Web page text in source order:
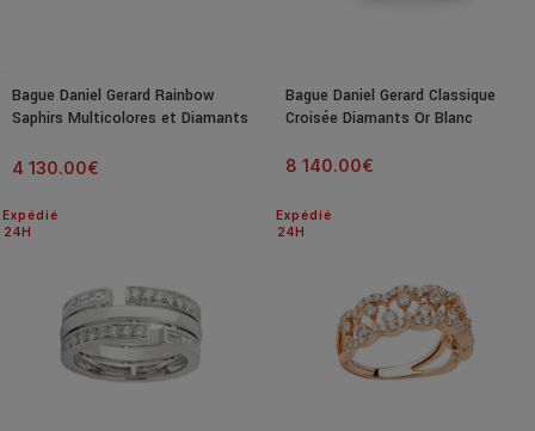
Bague Daniel Gerard Rainbow
Saphirs Multicolores et Diamants
4 130.00€
Bague Daniel Gerard Classique
Croisée Diamants Or Blanc
8 140.00€
24H
Expédié
24H
Expédié